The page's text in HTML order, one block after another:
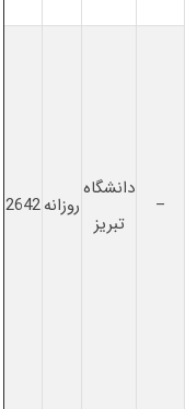
–
دانشگاه
تبریز
روزانه2642